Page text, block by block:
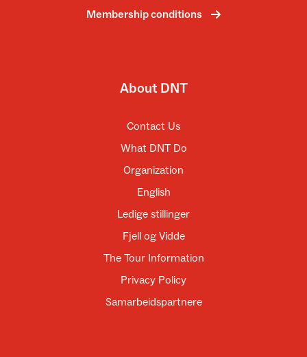
Membership conditions
About DNT
Contact Us
What DNT Do
Organization
English
Ledige stillinger
Fjell og Vidde
The Tour Information
Privacy Policy
Samarbeidspartnere